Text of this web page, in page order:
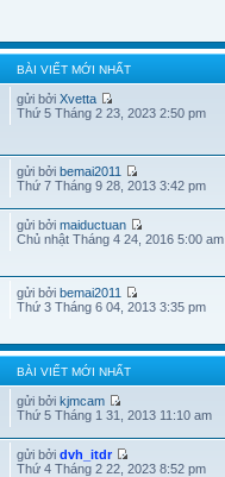
BÀI VIẾT MỚI NHẤT
gửi bởiXvetta
Thứ 5 Tháng 2 23, 2023 2:50 pm
gửi bởibemai2011
Thứ 7 Tháng 9 28, 2013 3:42 pm
gửi bởimaiductuan
Chủ nhật Tháng 4 24, 2016 5:00 am
gửi bởibemai2011
Thứ 3 Tháng 6 04, 2013 3:35 pm
BÀI VIẾT MỚI NHẤT
gửi bởikjmcam
Thứ 5 Tháng 1 31, 2013 11:10 am
gửi bởidvh_itdr
Thứ 4 Tháng 2 22, 2023 8:52 pm